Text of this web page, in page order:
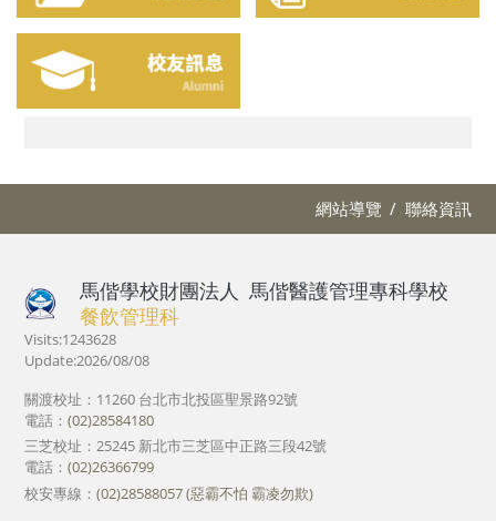
網站導覽 聯絡資訊
馬偕學校財團法人 馬偕醫護管理專科學校
餐飲管理科
Visits:1243628
Update:2026/08/08
關渡校址：11260 台北市北投區聖景路92號
電話：(02)28584180
三芝校址：25245 新北市三芝區中正路三段42號
電話：(02)26366799
校安專線：(02)28588057 (惡霸不怕 霸凌勿欺)